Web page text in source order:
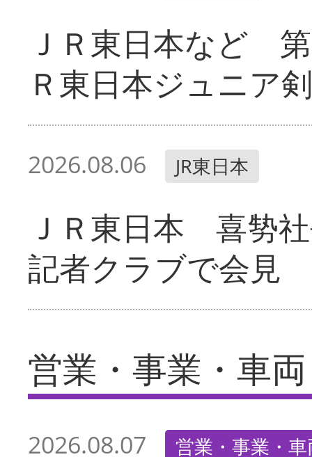
ＪＲ東日本など
Ｒ東日本ジュニア
2026.08.06 JR東日本
ＪＲ東日本 喜㔟
記者クラブで会見
営業・事業・車両
2026.08.07 営業・事業・